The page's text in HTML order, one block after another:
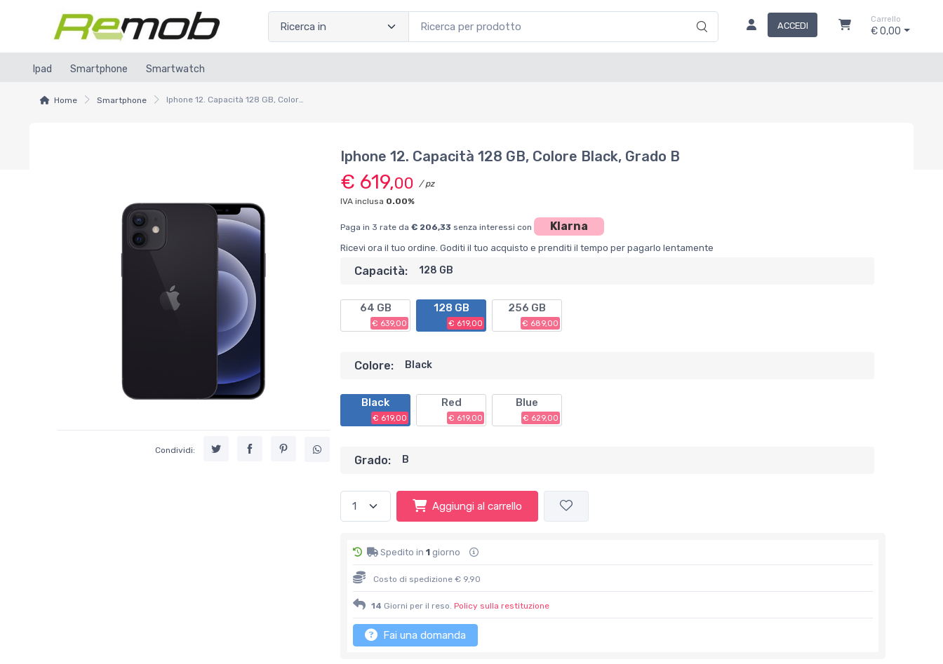
ACCEDI
Carrello
€ 0,00
Ipad Smartphone Smartwatch
Home Smartphone Iphone 12. Capacità 128 GB, Colore Black, Grado B
Condividi:
Iphone 12. Capacità 128 GB, Colore Black, Grado B
€ 619,00
/ pz
IVA inclusa 0.00%
Paga in 3 rate da€ 206,33 senza interessi con Klarna
Ricevi ora il tuo ordine. Goditi il tuo acquisto e prenditi il tempo per pagarlo lentamente
Capacità: 128 GB
64 GB
€ 639,00
128 GB
€ 619,00
256 GB
€ 689,00
Colore: Black
Black
€ 619,00
Red
€ 619,00
Blue
€ 629,00
Grado: B
Aggiungi al carrello
Spedito in1 giorno
Costo di spedizione € 9,90
14 Giorni per il reso.Policy sulla restituzione
Fai una domanda